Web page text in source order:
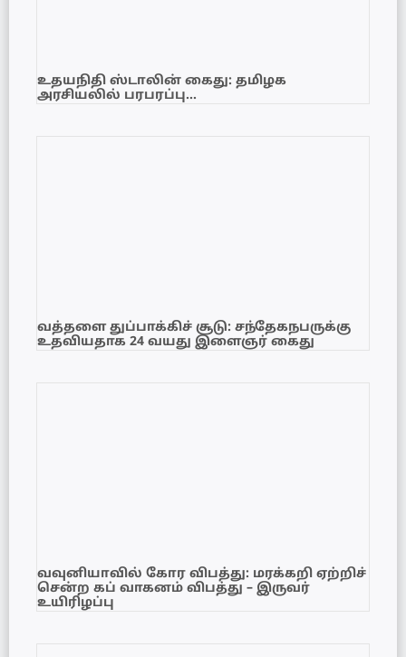
உதயநிதி ஸ்டாலின் கைது: தமிழக
அரசியலில் பரபரப்பு…
வத்தளை துப்பாக்கிச் சூடு: சந்தேகநபருக்கு
உதவியதாக 24 வயது இளைஞர் கைது
வவுனியாவில் கோர விபத்து: மரக்கறி ஏற்றிச்
சென்ற கப் வாகனம் விபத்து – இருவர்
உயிரிழப்பு